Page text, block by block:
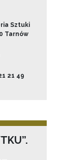
Sztuki
Tarnów
21 49